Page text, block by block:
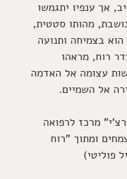
אך ענפיו יתגמשו
מהותו סטטית,
בצמיחה ותנועה
רוח, מראהו
עצומה אל האדמה
אל השמיים.
מרכז לרפואה
ומתוך "רוח
פוליטי)